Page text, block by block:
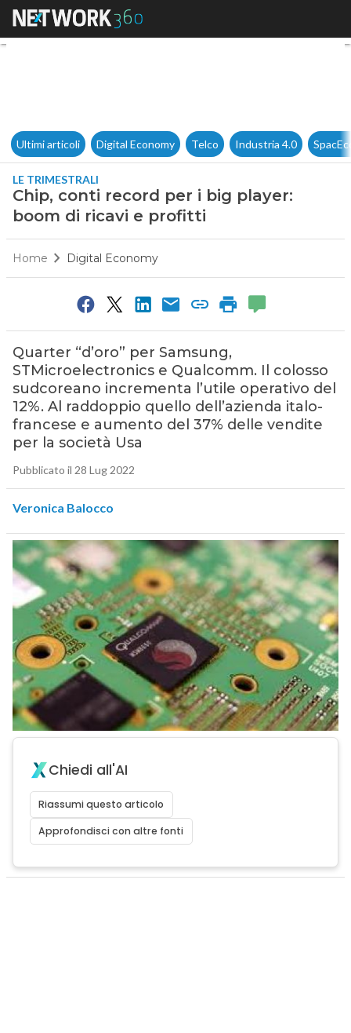
Chip, conti record per i big
Ultimi articoli Digital Economy Telco Industria 4.0
LE TRIMESTRALI
Chip, conti record per i big player:
boom di ricavi e profitti
Home Digital Economy
Quarter “d’oro” per Samsung,
STMicroelectronics e Qualcomm. Il colosso
sudcoreano incrementa l’utile operativo del
12%. Al raddoppio quello dell’azienda italo-
francese e aumento del 37% delle vendite
per la società Usa
Pubblicato il 28 Lug 2022
Veronica Balocco
Chiedi all'AI
Riassumi questo articolo
Approfondisci con altre fonti